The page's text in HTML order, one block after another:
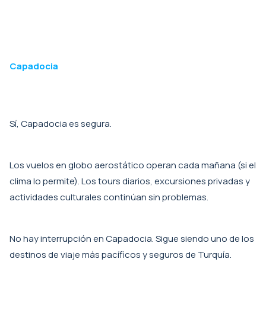
Capadocia
Sí, Capadocia es segura.
Los vuelos en globo aerostático operan cada mañana (si el
clima lo permite). Los tours diarios, excursiones privadas y
actividades culturales continúan sin problemas.
No hay interrupción en Capadocia. Sigue siendo uno de los
destinos de viaje más pacíficos y seguros de Turquía.